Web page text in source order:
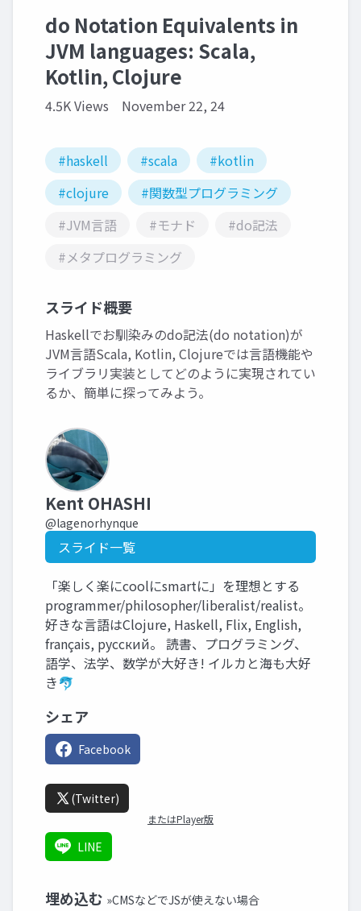
do Notation Equivalents in
JVM languages: Scala,
Kotlin, Clojure
4.5K Views November 22, 24
#haskell #scala
#kotlin
#clojure
#関数型プログラミング
#JVM言語
#モナド
#do記法
#メタプログラミング
スライド概要
Haskellでお馴染みのdo記法(do notation)が
JVM言語Scala, Kotlin, Clojureでは言語機能や
ライブラリ実装としてどのように実現されてい
るか、簡単に探ってみよう。
Kent OHASHI
@lagenorhynque
スライド一覧
「楽しく楽にcoolにsmartに」を理想とする
programmer/philosopher/liberalist/realist。
好きな言語はClojure, Haskell, Flix, English,
français, русский。 読書、プログラミング、
語学、法学、数学が大好き! イルカと海も大好
き🐬
シェア
Facebook
(Twitter)
またはPlayer版
LINE
埋め込む »CMSなどでJSが使えない場合